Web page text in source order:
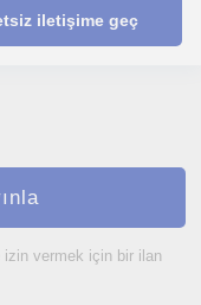
iletişime geç
vermek için bir ilan